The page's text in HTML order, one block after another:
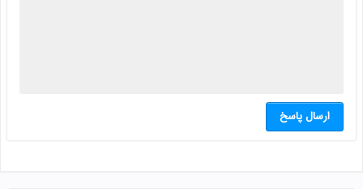
ارسال پاسخ